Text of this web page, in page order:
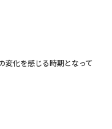
変化を感じる時期となって